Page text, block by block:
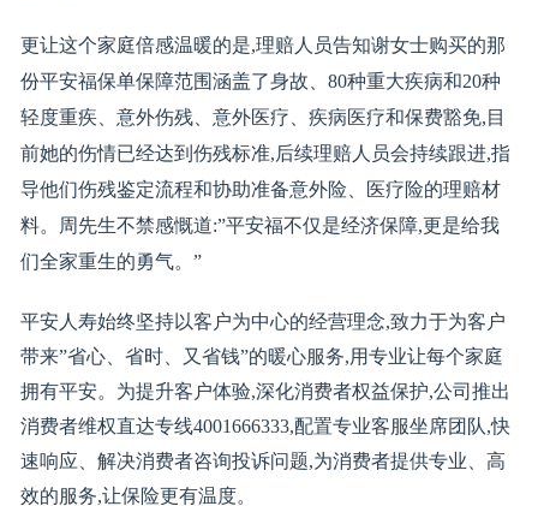
更让这个家庭倍感温暖的是,理赔人员告知谢女士购买的那
份平安福保单保障范围涵盖了身故、80种重大疾病和20种
轻度重疾、意外伤残、意外医疗、疾病医疗和保费豁免,目
前她的伤情已经达到伤残标准,后续理赔人员会持续跟进,指
导他们伤残鉴定流程和协助准备意外险、医疗险的理赔材
料。周先生不禁感慨道:”平安福不仅是经济保障,更是给我
们全家重生的勇气。”
平安人寿始终坚持以客户为中心的经营理念,致力于为客户
带来”省心、省时、又省钱”的暖心服务,用专业让每个家庭
拥有平安。为提升客户体验,深化消费者权益保护,公司推出
消费者维权直达专线4001666333,配置专业客服坐席团队,快
速响应、解决消费者咨询投诉问题,为消费者提供专业、高
效的服务,让保险更有温度。